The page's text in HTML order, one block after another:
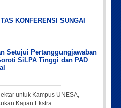
KONFERENSI SUNGAI
Setujui Pertanggungjawaban
SiLPA Tinggi dan PAD